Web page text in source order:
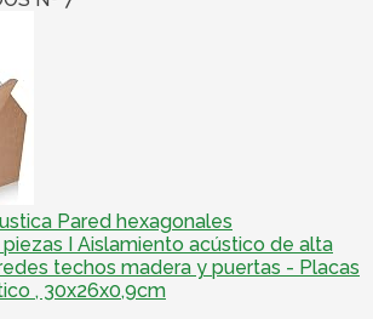
Pared hexagonales
I Aislamiento acústico de alta
techos madera y puertas - Placas
, 30x26x0,9cm